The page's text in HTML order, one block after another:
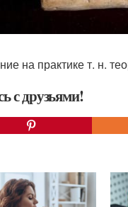
на практике т. н.
с друзьями!